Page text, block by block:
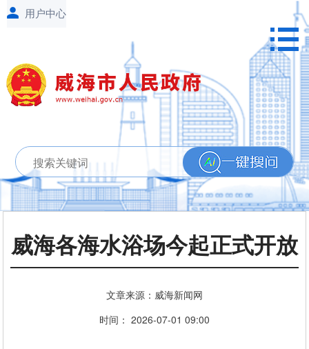
威海各海水浴场今起正式开放
文章来源：威海新闻网
时间： 2026-07-01 09:00